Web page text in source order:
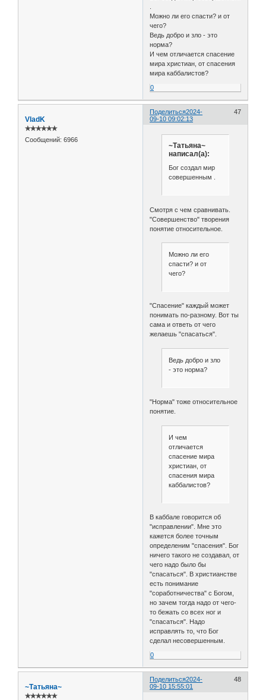
Можно ли его спасти? и от
чего?
Ведь добро и зло - это
норма?
И чем отличается спасение
мира христиан, от спасения
мира каббалистов?
0
Поделиться 47
2024-
09-10 09:02:13
VladK
✯✯✯✯✯✯
Сообщений: 6966
~Татьяна~
написал(а):
Бог создал мир
совершенным .
Смотря с чем сравнивать.
"Совершенство" творения
понятие относительное.
Можно ли его
спасти? и от
чего?
"Спасение" каждый может
понимать по-разному. Вот ты
сама и ответь от чего
желаешь "спасаться".
Ведь добро и зло
- это норма?
"Норма" тоже относительное
понятие.
И чем
отличается
спасение мира
христиан, от
спасения мира
каббалистов?
В каббале говорится об
"исправлении". Мне это
кажется более точным
определеним "спасения". Бог
ничего такого не создавал, от
чего надо было бы
"спасаться". В христианстве
есть понимание
"соработничества" с Богом,
но зачем тогда надо от чего-
то бежать со всех ног и
"спасаться". Надо
исправлять то, что Бог
сделал несовершенным.
0
Поделиться 48
2024-
09-10 15:55:01
~Татьяна~
✯✯✯✯✯✯